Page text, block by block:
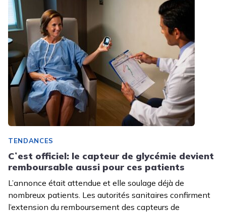
TENDANCES
Cʼest officiel: le capteur de glycémie devient
remboursable aussi pour ces patients
L’annonce était attendue et elle soulage déjà de
nombreux patients. Les autorités sanitaires confirment
l’extension du remboursement des capteurs de